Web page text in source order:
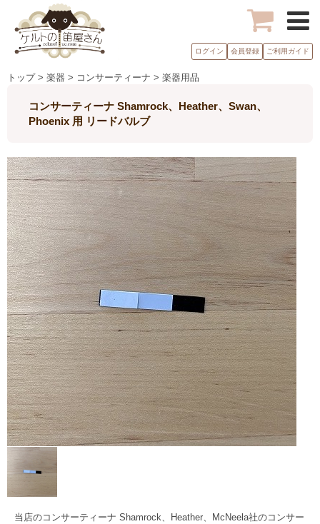
ログイン 会員登録 ご利用ガイド
トップ > 楽器 > コンサーティーナ > 楽器用品
コンサーティーナ Shamrock、Heather、Swan、
Phoenix 用 リードバルブ
当店のコンサーティーナ Shamrock、Heather、McNeela社のコンサー